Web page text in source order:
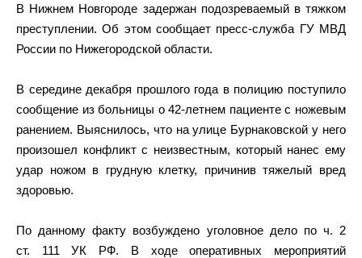
В Нижнем Новгороде задержан подозреваемый в тяжком
преступлении. Об этом сообщает пресс-служба ГУ МВД
России по Нижегородской области.
В середине декабря прошлого года в полицию поступило
сообщение из больницы о 42-летнем пациенте с ножевым
ранением. Выяснилось, что на улице Бурнаковской у него
произошел конфликт с неизвестным, который нанес ему
удар ножом в грудную клетку, причинив тяжелый вред
здоровью.
По данному факту возбуждено уголовное дело по ч. 2
ст. 111 УК РФ. В ходе оперативных мероприятий